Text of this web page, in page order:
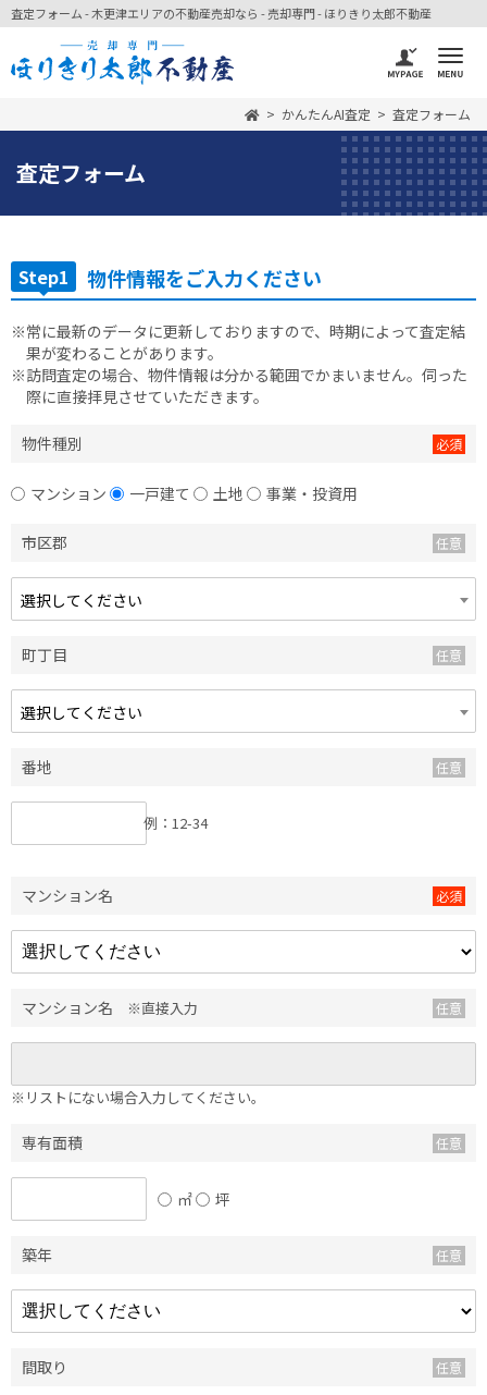
査定フォーム - 木更津エリアの不動産売却なら - 売却専門 - ほりきり太郎不動産
かんたんAI査定 査定フォーム
査定フォーム
Step1 物件情報をご入力ください
※常に最新のデータに更新しておりますので、時期によって査定結
果が変わることがあります。
※訪問査定の場合、物件情報は分かる範囲でかまいません。伺った
際に直接拝見させていただきます。
物件種別
マンション 一戸建て 土地 事業・投資用
市区郡
選択してください
町丁目
選択してください
番地
例：12-34
マンション名
マンション名 ※直接入力
※リストにない場合入力してください。
専有面積
㎡ 坪
築年
間取り